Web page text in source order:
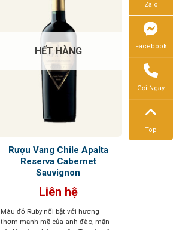
HẾT HÀNG
Rượu Vang Chile Apalta
Reserva Cabernet
Sauvignon
Liên hệ
Màu đỏ Ruby nổi bật với hương
thơm mạnh mẽ của anh đào, mận
Zalo
Facebook
Gọi Ngay
Top